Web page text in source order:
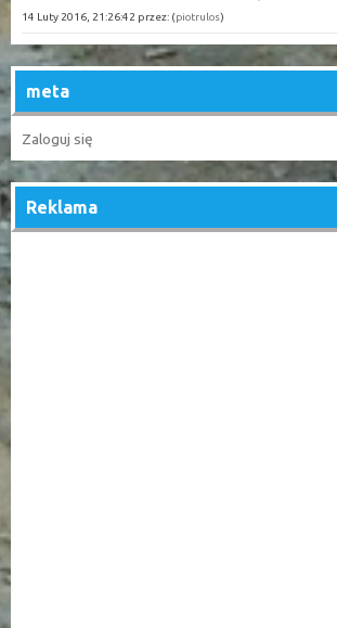
14 Luty 2016, 21:26:42 przez: (piotrulos)
meta
Zaloguj się
Reklama